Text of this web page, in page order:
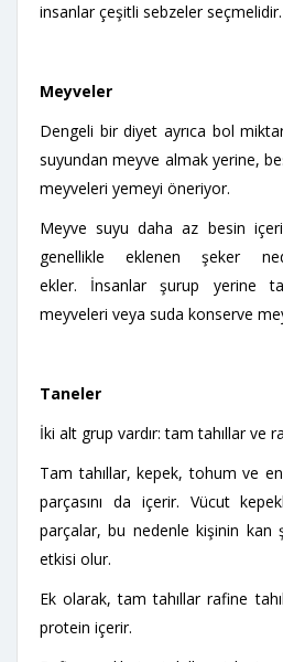
insanlar çeşitli sebzeler seçmelidir.
Meyveler
Dengeli bir diyet ayrıca bol
suyundan meyve almak yerine,
meyveleri yemeyi öneriyor.
Meyve suyu daha az besin
genellikle eklenen şeker
ekler. İnsanlar şurup yerine
meyveleri veya suda konserve
Taneler
İki alt grup vardır: tam tahıllar ve
Tam tahıllar, kepek, tohum ve
parçasını da içerir. Vücut
parçalar, bu nedenle kişinin kan
etkisi olur.
Ek olarak, tam tahıllar rafine
protein içerir.